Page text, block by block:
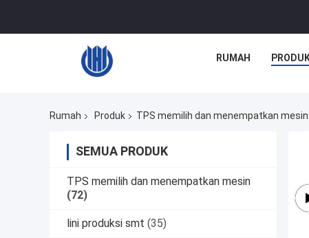
RUMAH
Rumah Produk TPS memilih dan menempatkan mesin
SEMUA PRODUK
TPS memilih dan menempatkan mesin
(72)
lini produksi smt (35)